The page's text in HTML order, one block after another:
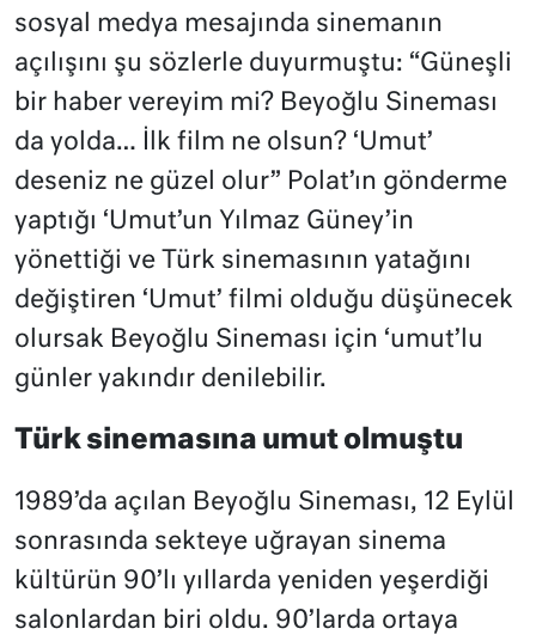
sosyal medya mesajında sinemanın
açılışını şu sözlerle duyurmuştu: “Güneşli
bir haber vereyim mi? Beyoğlu Sineması
da yolda… İlk film ne olsun? ‘Umut’
deseniz ne güzel olur” Polat’ın gönderme
yaptığı ‘Umut’un Yılmaz Güney’in
yönettiği ve Türk sinemasının yatağını
değiştiren ‘Umut’ filmi olduğu düşünecek
olursak Beyoğlu Sineması için ‘umut’lu
günler yakındır denilebilir.
Türk sinemasına umut olmuştu
1989’da açılan Beyoğlu Sineması, 12 Eylül
sonrasında sekteye uğrayan sinema
kültürün 90’lı yıllarda yeniden yeşerdiği
salonlardan biri oldu. 90’larda ortaya